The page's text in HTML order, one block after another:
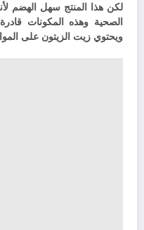
لكن هذا المنتج سهل الهضم
الصحية وهذه المكونات
ويحتوي زيت الزيتون على المواد